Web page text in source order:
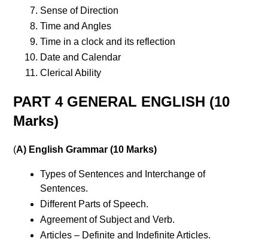
Sense of Direction
Time and Angles
Time in a clock and its reflection
Date and Calendar
Clerical Ability
PART 4 GENERAL ENGLISH (10
Marks)
(A) English Grammar (10 Marks)
Types of Sentences and Interchange of
Sentences.
Different Parts of Speech.
Agreement of Subject and Verb.
Articles – Definite and Indefinite Articles.